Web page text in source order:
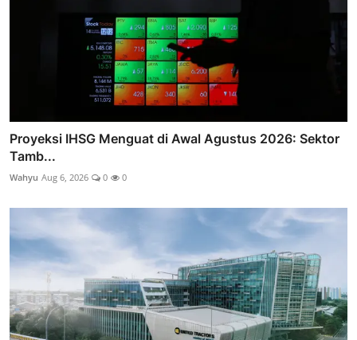
Proyeksi IHSG Menguat di Awal Agustus 2026: Sektor
Tamb...
Wahyu Aug 6, 2026 0 0